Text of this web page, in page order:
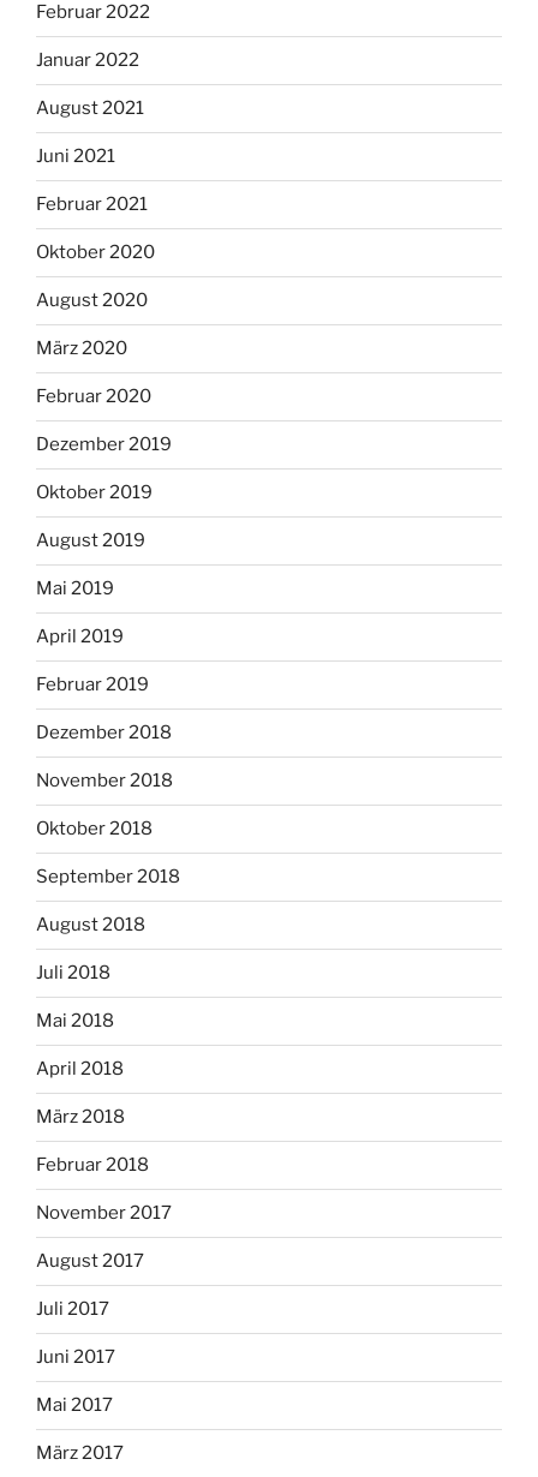
Februar 2022
Januar 2022
August 2021
Juni 2021
Februar 2021
Oktober 2020
August 2020
März 2020
Februar 2020
Dezember 2019
Oktober 2019
August 2019
Mai 2019
April 2019
Februar 2019
Dezember 2018
November 2018
Oktober 2018
September 2018
August 2018
Juli 2018
Mai 2018
April 2018
März 2018
Februar 2018
November 2017
August 2017
Juli 2017
Juni 2017
Mai 2017
März 2017